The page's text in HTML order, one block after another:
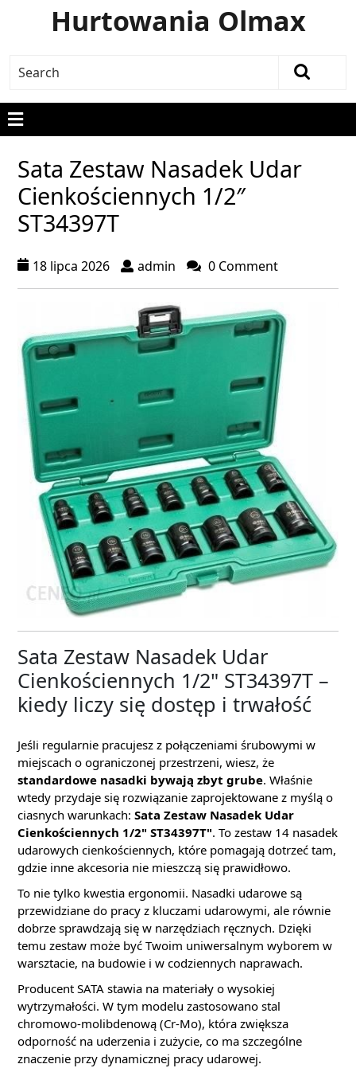
Hurtowania Olmax
Sata Zestaw Nasadek Udar
Cienkościennych 1/2″
ST34397T
18 lipca 2026 admin 0 Comment
Sata Zestaw Nasadek Udar
Cienkościennych 1/2" ST34397T –
kiedy liczy się dostęp i trwałość
Jeśli regularnie pracujesz z połączeniami śrubowymi w
miejscach o ograniczonej przestrzeni, wiesz, że
standardowe nasadki bywają zbyt grube. Właśnie
wtedy przydaje się rozwiązanie zaprojektowane z myślą o
ciasnych warunkach: Sata Zestaw Nasadek Udar
Cienkościennych 1/2" ST34397T". To zestaw 14 nasadek
udarowych cienkościennych, które pomagają dotrzeć tam,
gdzie inne akcesoria nie mieszczą się prawidłowo.
To nie tylko kwestia ergonomii. Nasadki udarowe są
przewidziane do pracy z kluczami udarowymi, ale równie
dobrze sprawdzają się w narzędziach ręcznych. Dzięki
temu zestaw może być Twoim uniwersalnym wyborem w
warsztacie, na budowie i w codziennych naprawach.
Producent SATA stawia na materiały o wysokiej
wytrzymałości. W tym modelu zastosowano stal
chromowo-molibdenową (Cr-Mo), która zwiększa
odporność na uderzenia i zużycie, co ma szczególne
znaczenie przy dynamicznej pracy udarowej.